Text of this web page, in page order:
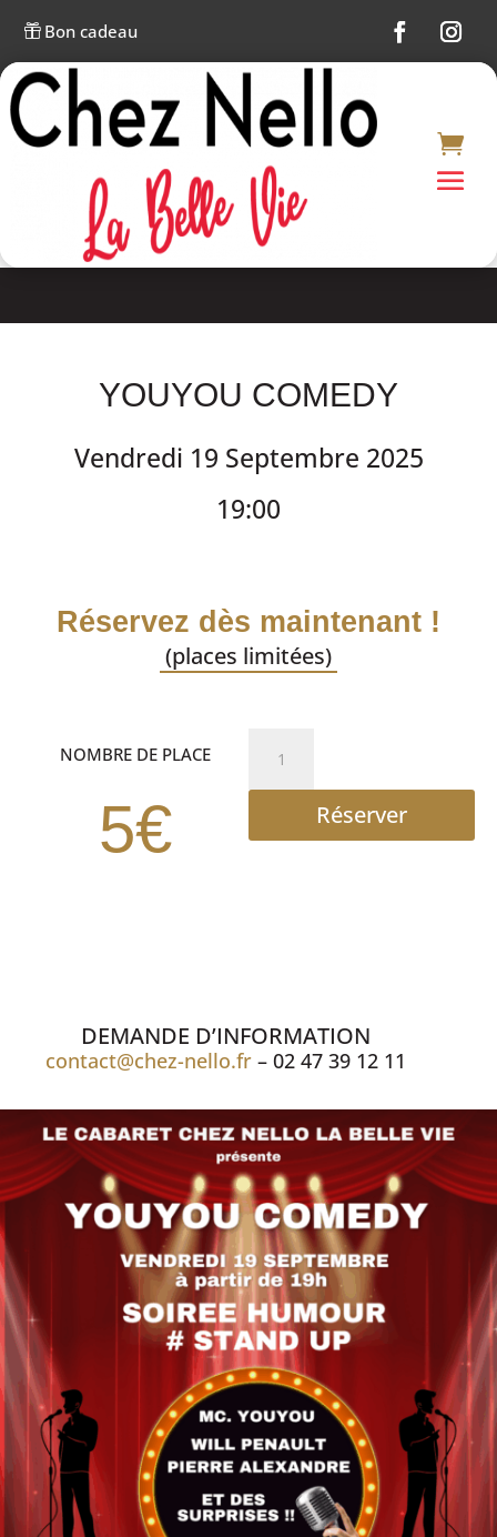
Bon cadeau
YOUYOU COMEDY
Vendredi 19 Septembre 2025
19:00
Réservez dès maintenant !
(places limitées)
NOMBRE DE PLACE
5€
YOUYOU
Réserver
DEMANDE D’INFORMATION
contact@chez-nello.fr – 02 47 39 12 11